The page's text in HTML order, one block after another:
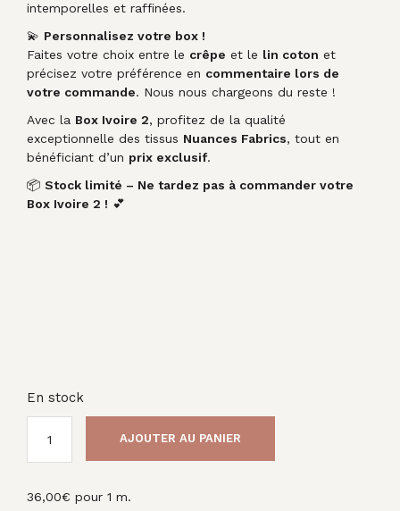
intemporelles et raffinées.
💫 Personnalisez votre box !
Faites votre choix entre le crêpe et le lin coton et
précisez votre préférence en commentaire lors de
votre commande. Nous nous chargeons du reste !
Avec la Box Ivoire 2, profitez de la qualité
exceptionnelle des tissus Nuances Fabrics, tout en
bénéficiant d’un prix exclusif.
📦 Stock limité – Ne tardez pas à commander votre
Box Ivoire 2 ! 💕
En stock
AJOUTER AU PANIER
36,00€ pour 1 m.